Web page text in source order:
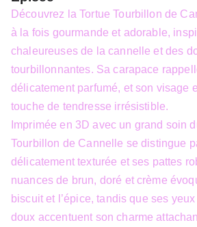
Découvrez la Tortue Tourbillon de
à la fois gourmande et adorable,
chaleureuses de la cannelle et des
tourbillonnantes. Sa carapace
délicatement parfumé, et son visage
touche de tendresse irrésistible.
Imprimée en 3D avec un grand soin
Tourbillon de Cannelle se distingue
délicatement texturée et ses pattes
nuances de brun, doré et crème
biscuit et l’épice, tandis que ses
doux accentuent son charme